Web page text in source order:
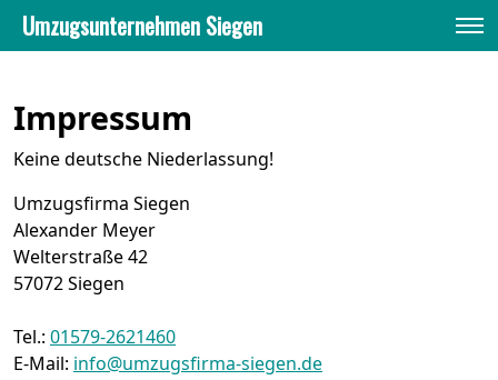
Umzugsunternehmen Siegen
Umzugsunternehmen Siegen»
Impressum
Keine deutsche Niederlassung!
Umzugsfirma Siegen
Alexander Meyer
Welterstraße 42
57072Siegen
Tel.: 01579-2621460
E-Mail: info@umzugsfirma-siegen.de